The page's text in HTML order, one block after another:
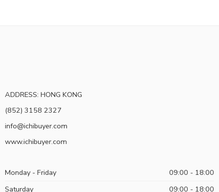
ADDRESS: HONG KONG
(852) 3158 2327
info@ichibuyer.com
www.ichibuyer.com
Monday - Friday
09:00 - 18:00
Saturday
09:00 - 18:00